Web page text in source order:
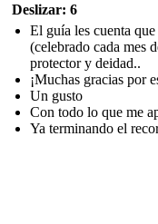
Deslizar: 6
El guía les cuenta
(celebrado cada mes
protector y deidad..
¡Muchas gracias por
Un gusto
Con todo lo que me
Ya terminando el